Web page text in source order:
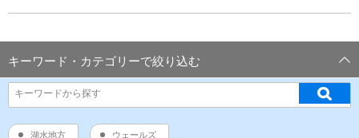
キーワード・カテゴリーで絞り込む
湖水地方 ウェールズ